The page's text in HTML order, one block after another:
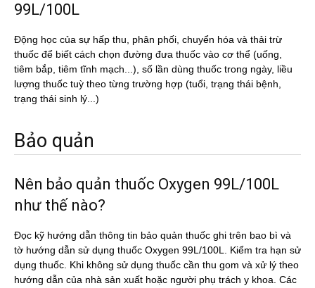
99L/100L
Động học của sự hấp thu, phân phối, chuyển hóa và thải trừ
thuốc để biết cách chọn đường đưa thuốc vào cơ thể (uống,
tiêm bắp, tiêm tĩnh mạch...), số lần dùng thuốc trong ngày, liều
lượng thuốc tuỳ theo từng trường hợp (tuổi, trạng thái bệnh,
trạng thái sinh lý...)
Bảo quản
Nên bảo quản thuốc Oxygen 99L/100L
như thế nào?
Đọc kỹ hướng dẫn thông tin bảo quản thuốc ghi trên bao bì và
tờ hướng dẫn sử dụng thuốc Oxygen 99L/100L. Kiểm tra hạn sử
dụng thuốc. Khi không sử dụng thuốc cần thu gom và xử lý theo
hướng dẫn của nhà sản xuất hoặc người phụ trách y khoa. Các